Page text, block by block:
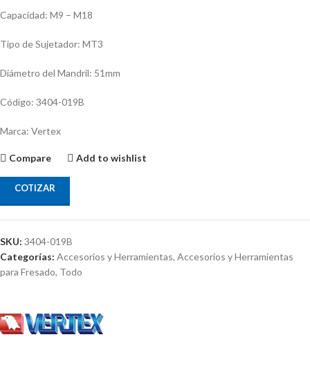
Capacidad: M9 – M18
Tipo de Sujetador: MT3
Diámetro del Mandril: 51mm
Código: 3404-019B
Marca: Vertex
Compare Add to wishlist
COTIZAR
SKU: 3404-019B
Categorías: Accesorios y Herramientas, Accesorios y Herramientas
para Fresado, Todo